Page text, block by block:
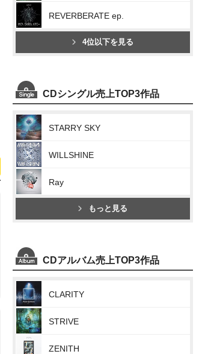
REVERBERATE ep.
4位以下を見る
CDシングル売上TOP3作品
STARRY SKY
WILLSHINE
Ray
もっと見る
CDアルバム売上TOP3作品
CLARITY
STRIVE
ZENITH